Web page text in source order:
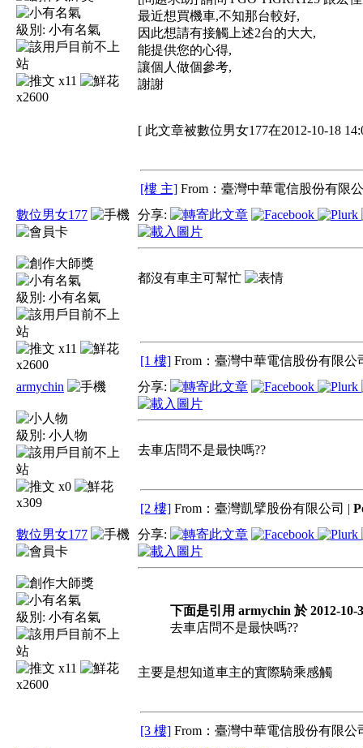
級別: 小有名氣
x11
x2600
最近想買機車,不知那台較好,
因此想請有接觸上述2台的大大,
能提供您的心得,
讓個人做個參考,
謝謝
[ 此文章被數位男女177在2012-10-18
[樓 主] From：臺灣中華電信股份有限
數位男女177
級別: 小有名氣
x11
x2600
分享:
都沒有車主可幫忙
[1 樓] From：臺灣中華電信股份有限公
armychin
級別: 小人物
x0
x309
分享:
去車店問不是最快嗎??
[2 樓] From：臺灣凱擘股份有限公司 |
數位男女177
級別: 小有名氣
x11
x2600
分享:
下面是引用 armychin 於 2012-10-
去車店問不是最快嗎??
主要是想知道車主的實際騎乘感觸
[3 樓] From：臺灣中華電信股份有限公